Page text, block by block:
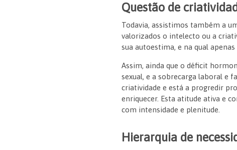
Questão de
Todavia, assistimos também a
valorizados o intelecto ou a
sua autoestima, e na qual
Assim, ainda que o déficit
sexual, e a sobrecarga laboral e
criatividade e está a progredir
enriquecer. Esta atitude ativa e
com intensidade e plenitude.
Hierarquia de